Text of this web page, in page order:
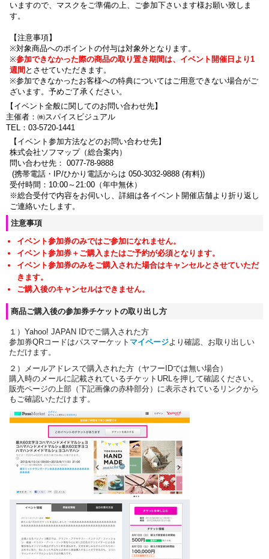
いますので、 マスクをご準備の上、ご参加下さいます様お願い致しま
す。
【注意事項】
※対象商品へのポイントの付与は対象外となります。
※参加できなかった際の商品の取り置き期間は、イベント開催日より1
週間 とさせていただきます。
※参加できなかったお客様への特典についてはご用意できない場合がご
ざいます。 予めご了承ください。
【イベント全般に関してのお問い合わせ先】
主催者：㈱スパイスビジュアル
TEL： 03-5720-1441
【イベント参加方法などのお問い合わせ先】
株式会社ソフマップ（総合案内）
問い合わせ先： 0077-78-9888
(携帯電話・IP/ひかり電話からは 050-3032-9888 (有料))
受付時間：10:00～21:00（年中無休）
※総合受付で内容をお伺いし、詳細は各イベント開催店舗より折り返し
ご連絡いたします。
注意事項
イベント参加券のみではご参加になれません。
イベント参加券＋ご購入またはご予約が必須となります。
イベント参加券のみをご購入された場合はキャンセルとさせていただ
きます。
ご購入後のキャンセルはできません。
商品ご購入後の参加券チケットの取り出し方
１）Yahoo! JAPAN IDでご購入された方
参加券QRコードはパスマーケット マイページより確認、お取り出しい
ただけます。
２）メールアドレスで購入された方（ヤフーIDでは無い場合）
購入時のメールに記載されているチケットURLを押して確認ください。
販売ページの上部（下記画像の赤枠部分）に表示されているリンクから
もご確認いただけます。